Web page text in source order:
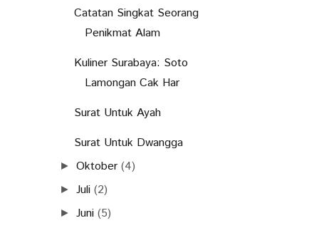
Catatan Singkat Seorang
Penikmat Alam
Kuliner Surabaya: Soto
Lamongan Cak Har
Surat Untuk Ayah
Surat Untuk Dwangga
►Oktober (4)
►Juli (2)
►Juni (5)